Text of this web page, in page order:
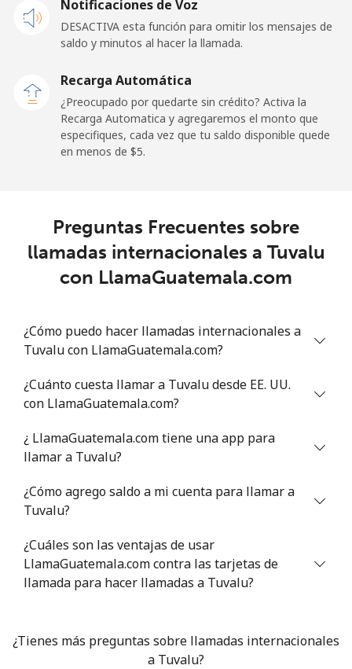
Tokelau
country
⁦217.5¢⁩
Tonga
Trinidad And Tobago
Celular ⁦22.5¢⁩ 44 min por ⁦$10⁩
Celular ⁦103.9¢⁩
Turkey
Línea fija ⁦4.9¢⁩
Celular ⁦29.9¢⁩ 33 min por ⁦$10⁩
33 min por ⁦$10⁩
Notificaciones de Voz
DESACTIVA esta función para omitir los mensajes de
saldo y minutos al hacer la llamada.
Recarga Automática
¿Preocupado por quedarte sin crédito? Activa la
Recarga Automatica y agregaremos el monto que
especifiques, cada vez que tu saldo disponible quede
en menos de ⁦$5⁩.
Preguntas Frecuentes sobre
llamadas internacionales a Tuvalu
con LlamaGuatemala.com
¿Cómo puedo hacer llamadas internacionales a
Tuvalu con LlamaGuatemala.com?
¿Cuánto cuesta llamar a Tuvalu desde EE. UU.
con LlamaGuatemala.com?
¿ LlamaGuatemala.com tiene una app para
llamar a Tuvalu?
¿Cómo agrego saldo a mi cuenta para llamar a
Tuvalu?
¿Cuáles son las ventajas de usar
LlamaGuatemala.com contra las tarjetas de
llamada para hacer llamadas a Tuvalu?
¿Tienes más preguntas sobre llamadas internacionales
a Tuvalu?